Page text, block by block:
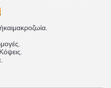
καιμακροζωία.
Κόψεις.